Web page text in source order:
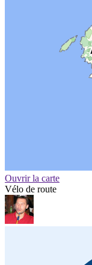
Ouvrir la carte
Vélo de route